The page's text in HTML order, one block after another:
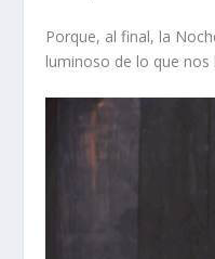
Porque, al final, la
luminoso de lo que nos